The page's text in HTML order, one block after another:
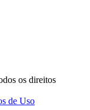
os direitos
de Uso